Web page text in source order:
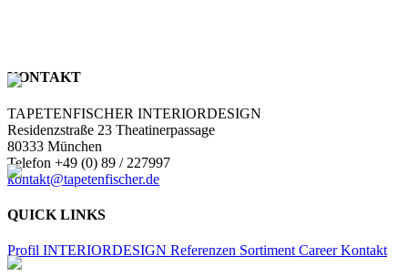
KONTAKT
TAPETENFISCHER INTERIORDESIGN
Residenzstraße 23 Theatinerpassage
80333 München
Telefon +49 (0) 89 / 227997
kontakt@tapetenfischer.de
QUICK LINKS
Profil INTERIORDESIGN Referenzen Sortiment CareerKontakt